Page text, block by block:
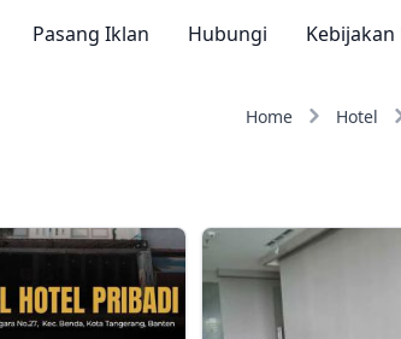
Pasang Iklan Hubungi
Home Hotel